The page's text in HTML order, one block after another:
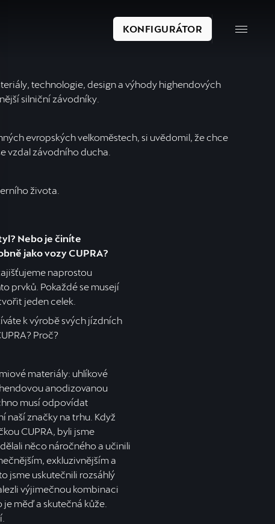
KONFIGURÁTOR
technologie, design a výhody highendových
silniční závodníky.
evropských velkoměstech, si uvědomil, že chce
vzdal závodního ducha.
života.
Nebo je činíte
jako vozy CUPRA?
naprostou
prvků. Pokaždé se musejí
jeden celek.
k výrobě svých jízdních
Proč?
materiály: uhlíkové
anodizovanou
musí odpovídat
naší značky na trhu. Když
CUPRA, byli jsme
něco náročného a učinili
exkluzivnějším a
jsme uskutečnili rozsáhlý
výjimečnou kombinaci
měď a skutečná kůže.